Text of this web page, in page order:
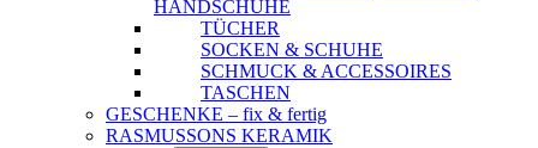
HANDSCHUHE
TÜCHER
SOCKEN & SCHUHE
SCHMUCK & ACCESSOIRES
TASCHEN
GESCHENKE – fix & fertig
RASMUSSONS KERAMIK